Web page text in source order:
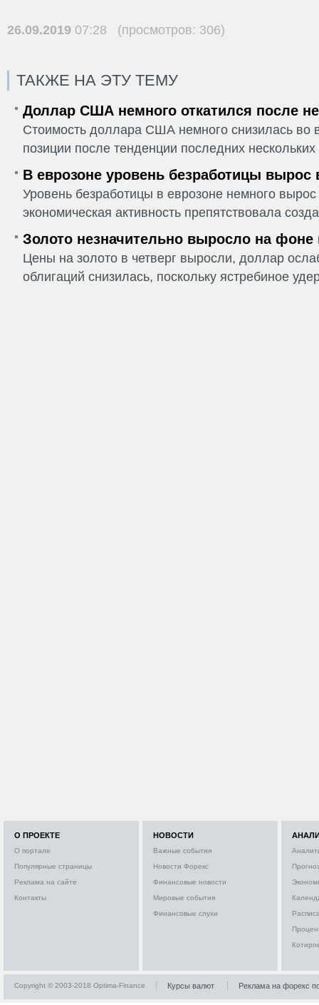
26.09.2019 07:28 (просмотров: 306)
ТАКЖЕ НА ЭТУ ТЕМУ
Доллар США немного откатился после
Стоимость доллара США немного снизилась во
позиции после тенденции последних
В еврозоне уровень безработицы вырос
Уровень безработицы в еврозоне немного
экономическая активность препятствовала
Золото незначительно выросло на фоне
Цены на золото в четверг выросли, доллар
облигаций снизилась, поскольку ястребиное
О ПРОЕКТЕ
О портале
Популярные страницы
Реклама на сайте
Контакты
НОВОСТИ
Важные события
Новости Форекс
Финансовые новости
Мировые события
Финансовые слухи
Copyright © 2003-2018 Optima-Finance Курсы валют Реклама на форекс